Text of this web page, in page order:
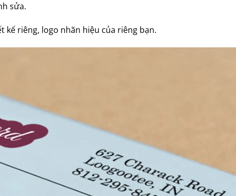
sửa.
riêng, logo nhãn hiệu của riêng bạn.